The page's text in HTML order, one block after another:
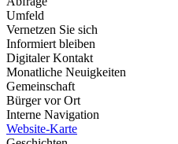
Umfeld
Vernetzen Sie sich
Informiert bleiben
Digitaler Kontakt
Monatliche Neuigkeiten
Gemeinschaft
Bürger vor Ort
Interne Navigation
Website-Karte